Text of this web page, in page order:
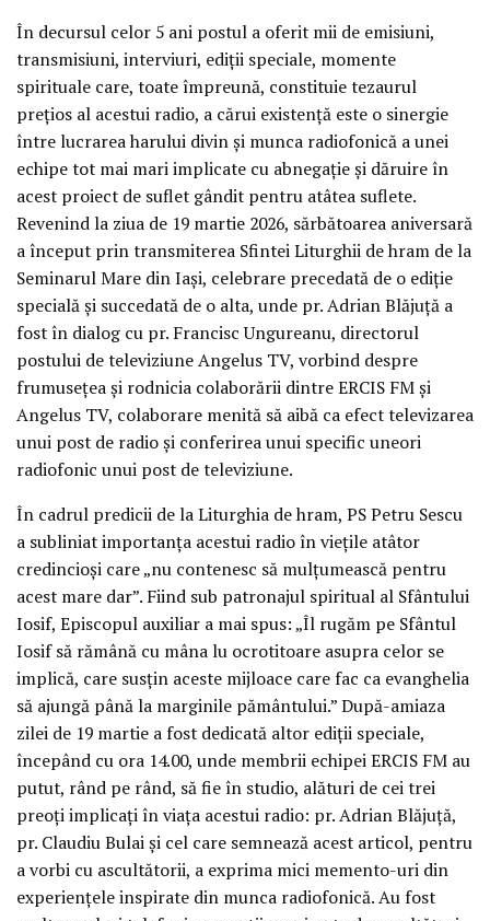
În decursul celor 5 ani postul a oferit mii de emisiuni,
transmisiuni, interviuri, ediții speciale, momente
spirituale care, toate împreună, constituie tezaurul
prețios al acestui radio, a cărui existență este o sinergie
între lucrarea harului divin și munca radiofonică a unei
echipe tot mai mari implicate cu abnegație și dăruire în
acest proiect de suflet gândit pentru atâtea suflete.
Revenind la ziua de 19 martie 2026, sărbătoarea aniversară
a început prin transmiterea Sfintei Liturghii de hram de la
Seminarul Mare din Iași, celebrare precedată de o ediție
specială și succedată de o alta, unde pr. Adrian Blăjuță a
fost în dialog cu pr. Francisc Ungureanu, directorul
postului de televiziune Angelus TV, vorbind despre
frumusețea și rodnicia colaborării dintre ERCIS FM și
Angelus TV, colaborare menită să aibă ca efect televizarea
unui post de radio și conferirea unui specific uneori
radiofonic unui post de televiziune.
În cadrul predicii de la Liturghia de hram, PS Petru Sescu
a subliniat importanța acestui radio în viețile atâtor
credincioși care „nu contenesc să mulțumească pentru
acest mare dar”. Fiind sub patronajul spiritual al Sfântului
Iosif, Episcopul auxiliar a mai spus: „Îl rugăm pe Sfântul
Iosif să rămână cu mâna lu ocrotitoare asupra celor se
implică, care susțin aceste mijloace care fac ca evanghelia
să ajungă până la marginile pământului.” După-amiaza
zilei de 19 martie a fost dedicată altor ediții speciale,
începând cu ora 14.00, unde membrii echipei ERCIS FM au
putut, rând pe rând, să fie în studio, alături de cei trei
preoți implicați în viața acestui radio: pr. Adrian Blăjuță,
pr. Claudiu Bulai și cel care semnează acest articol, pentru
a vorbi cu ascultătorii, a exprima mici memento-uri din
experiențele inspirate din munca radiofonică. Au fost